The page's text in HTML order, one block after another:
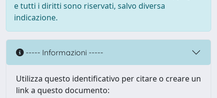
e tutti i diritti sono riservati, salvo diversa
indicazione.
----- Informazioni -----
Utilizza questo identificativo per citare o creare un
link a questo documento: